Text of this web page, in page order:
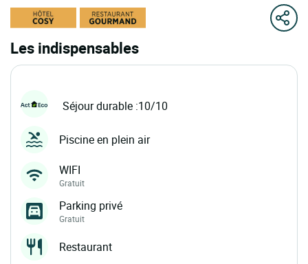
Les indispensables
Séjour durable :10/10
Piscine en plein air
WIFI
Gratuit
Parking privé
Gratuit
Restaurant